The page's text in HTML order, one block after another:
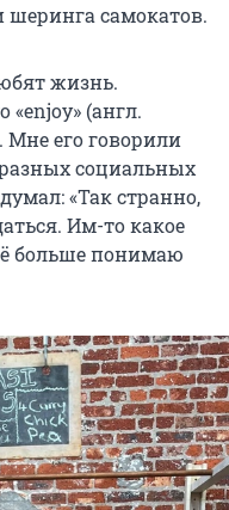
шеринга самокатов.
жизнь.
(англ.
Мне его говорили
социальных
«Так странно,
Им-то какое
больше понимаю